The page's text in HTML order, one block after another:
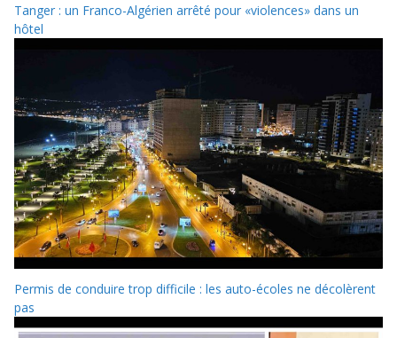
Tanger : un Franco-Algérien arrêté pour «violences» dans un
hôtel
Permis de conduire trop difficile : les auto-écoles ne décolèrent
pas